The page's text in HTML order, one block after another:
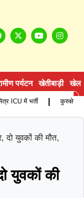
पर्यटन खेतीबाड़ी खेल
में भर्ती | कुरुक्षेत्र में
दो युवकों की मौत,
युवकों की